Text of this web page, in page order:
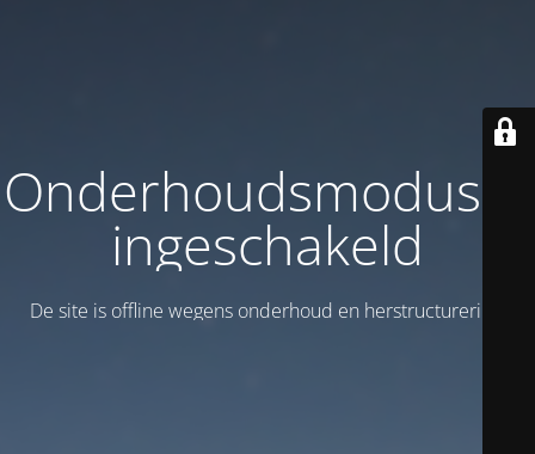
Onderhoudsmodus is
ingeschakeld
De site is offline wegens onderhoud en herstructurering!